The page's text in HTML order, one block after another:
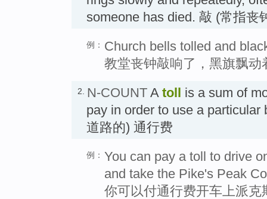
someone has died. 敲 (常指丧
例： Church bells tolled and
教堂丧钟敲响了，黑旗飘动
2. N-COUNT A toll is a sum of
pay in order to use a particular
道路的) 通行费
例： You can pay a toll to drive
and take the Pike's Peak
你可以付通行费开车上派